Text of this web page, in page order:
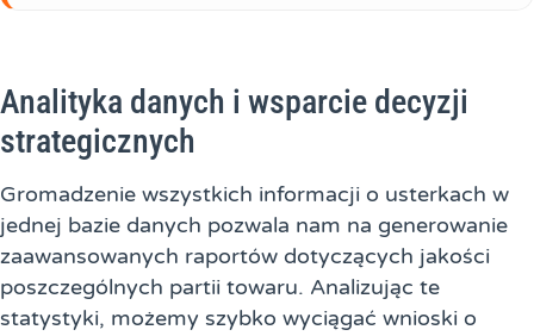
Analityka danych i wsparcie decyzji
strategicznych
Gromadzenie wszystkich informacji o usterkach w
jednej bazie danych pozwala nam na generowanie
zaawansowanych raportów dotyczących jakości
poszczególnych partii towaru. Analizując te
statystyki, możemy szybko wyciągać wnioski o